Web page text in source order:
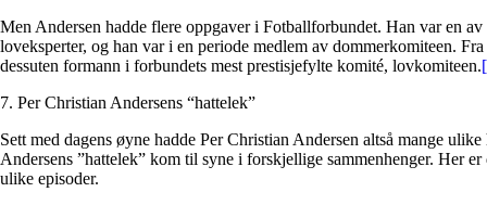
Men Andersen hadde flere oppgaver i Fotballforbundet. Han var en
loveksperter, og han var i en periode medlem av dommerkomiteen.
dessuten formann i forbundets mest prestisjefylte komité, lovkomiteen.
7. Per Christian Andersens “hattelek”
Sett med dagens øyne hadde Per Christian Andersen altså mange
Andersens ”hattelek” kom til syne i forskjellige sammenhenger. Her
ulike episoder.